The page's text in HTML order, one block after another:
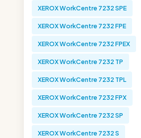
XEROX WorkCentre 7232 SPE
XEROX WorkCentre 7232 FPE
XEROX WorkCentre 7232 FPEX
XEROX WorkCentre 7232 TP
XEROX WorkCentre 7232 TPL
XEROX WorkCentre 7232 FPX
XEROX WorkCentre 7232 SP
XEROX WorkCentre 7232 S